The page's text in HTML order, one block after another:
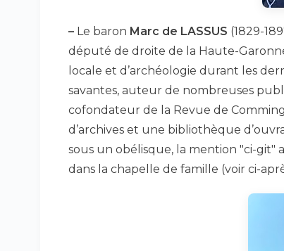
– Le baron Marc de LASSUS (1829-
député de droite de la Haute-
locale et d’archéologie durant les
savantes, auteur de nombreuses
cofondateur de la Revue de
d’archives et une bibliothèque
sous un obélisque, la mention "ci-git"
dans la chapelle de famille (voir ci-